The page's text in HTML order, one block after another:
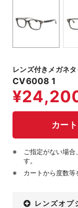
レンズ付きメガネ
CV6008 1
ご指定がない場
す。
カートから度数等
レンズオプ